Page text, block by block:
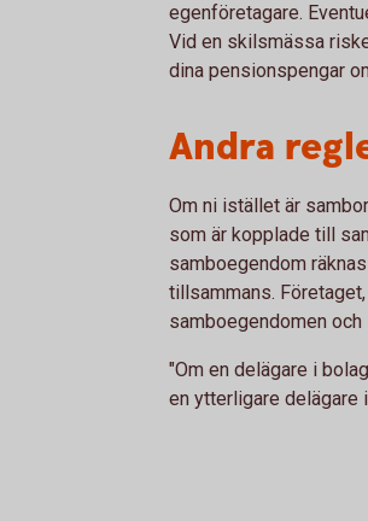
egenföretagare.
Vid en skilsmässa
dina pensionspengar
Andra
Om ni istället är
som är kopplade till
samboegendom
tillsammans.
samboegendomen
"Om en delägare i
en ytterligare delägare